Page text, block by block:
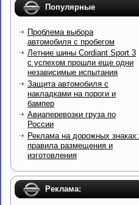
Популярные
Проблема выбора
автомобиля с пробегом
Летние шины Cordiant Sport 3
с успехом прошли еще одни
независимые испытания
Защита автомобиля с
накладками на пороги и
бампер
Авиаперевозки груза по
России
Реклама на дорожных знаках:
правила размещения и
изготовления
Реклама: